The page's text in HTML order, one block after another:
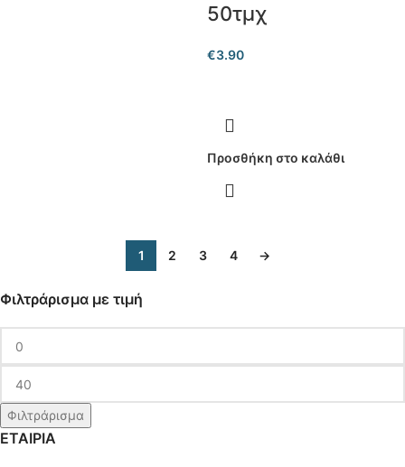
Φιλτράρισμα με τιμή
Φιλτράρισμα
ΕΤΑΙΡΙΑ
50τμχ
€3.90
Προσθήκη στο καλάθι
1 2 3 4 →